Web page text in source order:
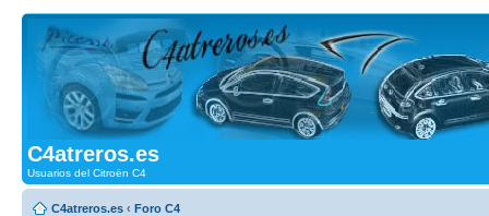
C4atreros.es
Usuarios del Citroën C4
C4atreros.es ‹ Foro C4